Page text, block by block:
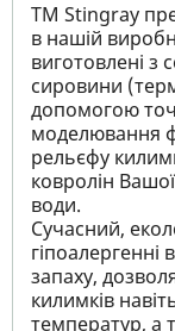
ТМ Stingray
в нашій
виготовлені з
сировини
допомогою
моделювання
рельєфу
ковролін
води.
Сучасний,
запаху,
килимків
температур, а